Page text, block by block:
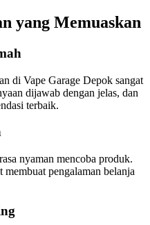
yang Memuaskan
di Vape Garage Depok sangat
dijawab dengan jelas, dan
terbaik.
nyaman mencoba produk.
membuat pengalaman belanja